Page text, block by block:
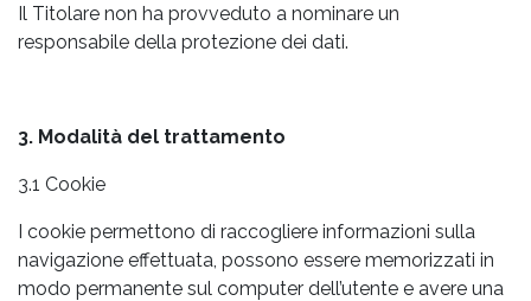
Il Titolare non ha provveduto a nominare un
responsabile della protezione dei dati.
3. Modalità del trattamento
3.1 Cookie
I cookie permettono di raccogliere informazioni sulla
navigazione effettuata, possono essere memorizzati in
modo permanente sul computer dell’utente e avere una